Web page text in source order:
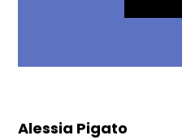
Alessia Pigato